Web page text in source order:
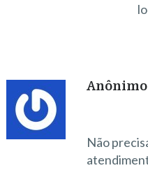
Anônimo
Não